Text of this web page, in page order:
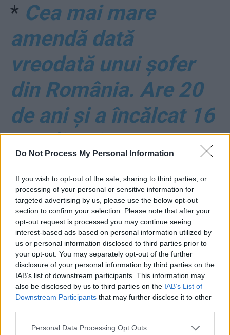
Do Not Process My Personal Information
If you wish to opt-out of the sale, sharing to third parties, or
processing of your personal or sensitive information for
targeted advertising by us, please use the below opt-out
section to confirm your selection. Please note that after your
opt-out request is processed you may continue seeing
interest-based ads based on personal information utilized by
us or personal information disclosed to third parties prior to
your opt-out. You may separately opt-out of the further
disclosure of your personal information by third parties on the
IAB’s list of downstream participants. This information may
also be disclosed by us to third parties on the IAB’s List of
Downstream Participants that may further disclose it to other
Personal Data Processing Opt Outs
* Cea mai mare
amendă dată
vreodată unui șofer
din România. Are 20
de ani și a încălcat 16
reguli rutiere
*Alunecosul domn
Rafila: PSD-ist vechi,
secretar de stat la
Colectiv, dar zice că a
protestat împotriva
OUG 13 și că nu a